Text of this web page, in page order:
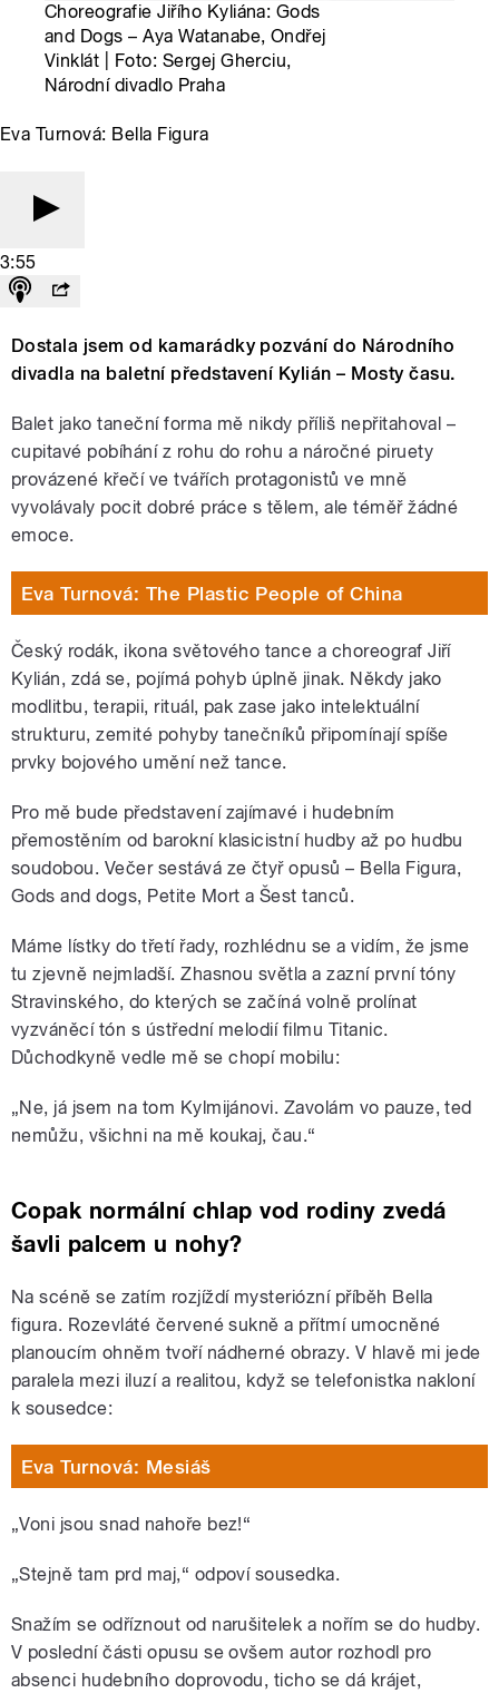
Choreografie Jiřího Kyliána: Gods
and Dogs – Aya Watanabe, Ondřej
Vinklát | Foto: Sergej Gherciu,
Národní divadlo Praha
Eva Turnová: Bella Figura
3:55
Dostala jsem od kamarádky pozvání do Národního
divadla na baletní představení Kylián – Mosty času.
Balet jako taneční forma mě nikdy příliš nepřitahoval –
cupitavé pobíhání z rohu do rohu a náročné piruety
provázené křečí ve tvářích protagonistů ve mně
vyvolávaly pocit dobré práce s tělem, ale téměř žádné
emoce.
Eva Turnová: The Plastic People of China
Český rodák, ikona světového tance a choreograf Jiří
Kylián, zdá se, pojímá pohyb úplně jinak. Někdy jako
modlitbu, terapii, rituál, pak zase jako intelektuální
strukturu, zemité pohyby tanečníků připomínají spíše
prvky bojového umění než tance.
Pro mě bude představení zajímavé i hudebním
přemostěním od barokní klasicistní hudby až po hudbu
soudobou. Večer sestává ze čtyř opusů – Bella Figura,
Gods and dogs, Petite Mort a Šest tanců.
Máme lístky do třetí řady, rozhlédnu se a vidím, že jsme
tu zjevně nejmladší. Zhasnou světla a zazní první tóny
Stravinského, do kterých se začíná volně prolínat
vyzváněcí tón s ústřední melodií filmu Titanic.
Důchodkyně vedle mě se chopí mobilu:
„Ne, já jsem na tom Kylmijánovi. Zavolám vo pauze, ted
nemůžu, všichni na mě koukaj, čau.“
Copak normální chlap vod rodiny zvedá
šavli palcem u nohy?
Na scéně se zatím rozjíždí mysteriózní příběh Bella
figura. Rozevláté červené sukně a přítmí umocněné
planoucím ohněm tvoří nádherné obrazy. V hlavě mi jede
paralela mezi iluzí a realitou, když se telefonistka nakloní
k sousedce:
Eva Turnová: Mesiáš
„Voni jsou snad nahoře bez!“
„Stejně tam prd maj,“ odpoví sousedka.
Snažím se odříznout od narušitelek a nořím se do hudby.
V poslední části opusu se ovšem autor rozhodl pro
absenci hudebního doprovodu, ticho se dá krájet,